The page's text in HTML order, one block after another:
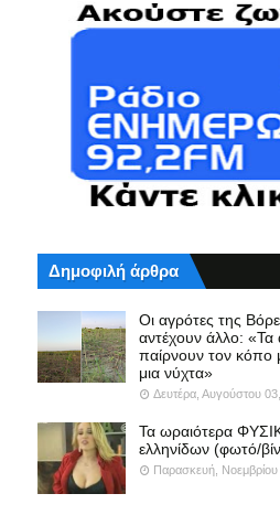
Δημοφιλή άρθρα
Οι αγρότες της
αντέχουν άλλο: «Τα
παίρνουν τον κόπο
μια νύχτα»
Δευτέρα, Αυγούστου
Τα ωραιότερα
ελληνίδων (φωτό/
Παρασκευή,